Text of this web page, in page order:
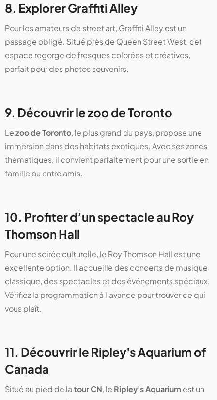
8. Explorer Graffiti Alley
Pour les amateurs de street art, Graffiti Alley est un
passage obligé. Situé près de Queen Street West, cet
espace regorge de fresques colorées et créatives,
parfait pour des photos souvenirs.
9. Découvrir le zoo de Toronto
Lezoo de Toronto, le plus grand du pays, propose une
immersion dans des habitats exotiques. Avec ses zones
thématiques, il convient parfaitement pour une sortie en
famille ou entre amis.
10. Profiter d’un spectacle au Roy
Thomson Hall
Pour une soirée culturelle, le Roy Thomson Hall est une
excellente option. Il accueille des concerts de musique
classique, des spectacles et des événements spéciaux.
Vérifiez la programmation à l’avance pour trouver ce qui
vous plaît.
11. Découvrir le Ripley's Aquarium of
Canada
Situé au pied de latour CN, le Ripley's Aquarium est un